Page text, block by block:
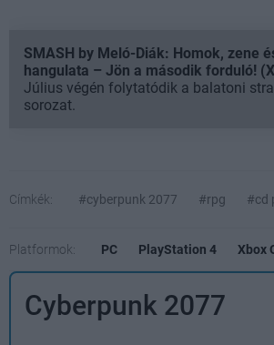
SMASH by Meló-Diák: Homok, zene
hangulata – Jön a második forduló!
Július végén folytatódik a balatoni
sorozat.
Címkék: #cyberpunk 2077 #rpg #cd
Platformok: PC PlayStation 4 Xbox
Cyberpunk 2077